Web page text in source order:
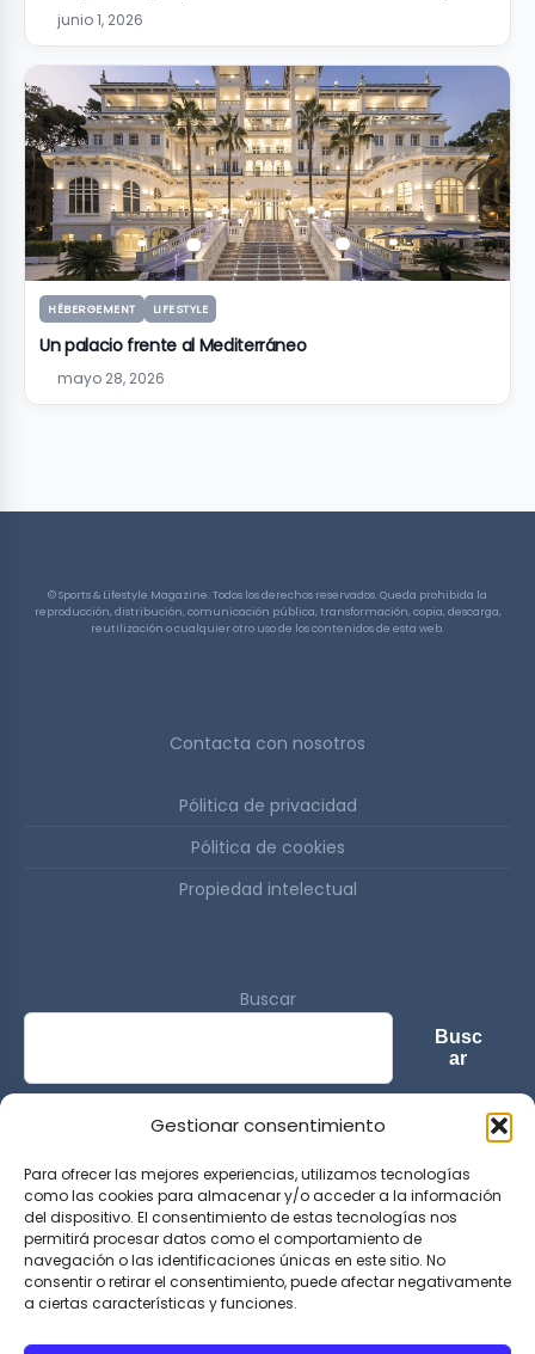
Gestionar consentimiento
Para ofrecer las mejores experiencias, utilizamos tecnologías
como las cookies para almacenar y/o acceder a la información
del dispositivo. El consentimiento de estas tecnologías nos
permitirá procesar datos como el comportamiento de
navegación o las identificaciones únicas en este sitio. No
consentir o retirar el consentimiento, puede afectar negativamente
a ciertas características y funciones.
junio 1, 2026
HÉBERGEMENT LIFESTYLE
Un palacio frente al Mediterráneo
mayo 28, 2026
© Sports & Lifestyle Magazine. Todos los derechos reservados. Queda prohibida la
reproducción, distribución, comunicación pública, transformación, copia, descarga,
reutilización o cualquier otro uso de los contenidos de esta web.
Contacta con nosotros
Pólitica de privacidad
Pólitica de cookies
Propiedad intelectual
Buscar
Busc
ar
© 2026 Sports & Lifestyle Magazine. All rights reserved.